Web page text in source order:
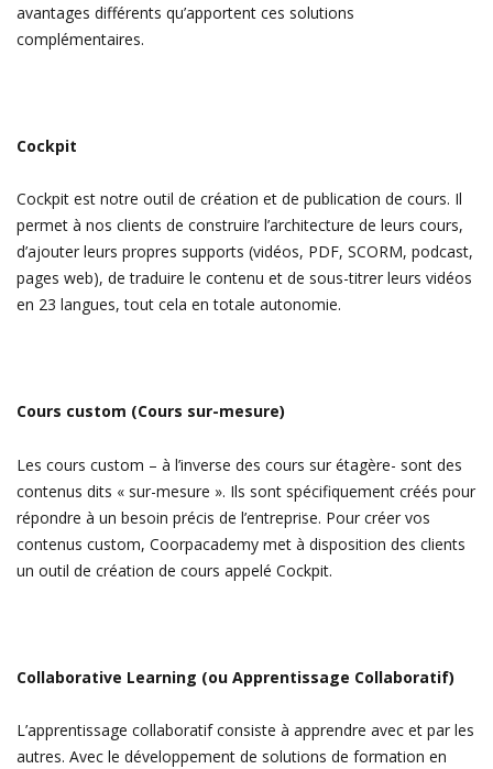
avantages différents qu’apportent ces solutions
complémentaires.
Cockpit
Cockpit est notre outil de création et de publication de cours. Il
permet à nos clients de construire l’architecture de leurs cours,
d’ajouter leurs propres supports (vidéos, PDF, SCORM, podcast,
pages web), de traduire le contenu et de sous-titrer leurs vidéos
en 23 langues, tout cela en totale autonomie.
Cours custom (Cours sur-mesure)
Les cours custom – à l’inverse des cours sur étagère- sont des
contenus dits « sur-mesure ». Ils sont spécifiquement créés pour
répondre à un besoin précis de l’entreprise. Pour créer vos
contenus custom, Coorpacademy met à disposition des clients
un outil de création de cours appelé Cockpit.
Collaborative Learning (ou Apprentissage Collaboratif)
L’apprentissage collaboratif consiste à apprendre avec et par les
autres. Avec le développement de solutions de formation en